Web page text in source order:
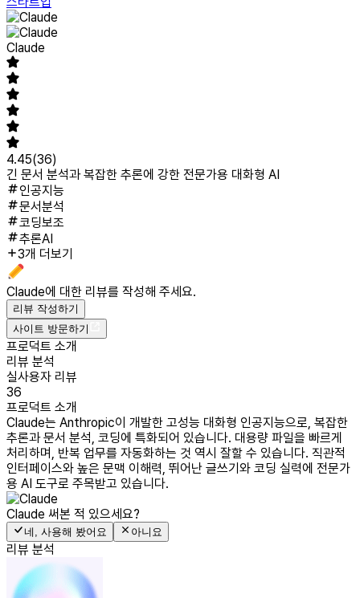
Claude
4.45(36)
긴 문서 분석과 복잡한 추론에 강한 전문가용 대화형 AI
인공지능
문서분석
코딩보조
추론AI
3개 더보기
Claude에 대한 리뷰를 작성해 주세요.
리뷰 작성하기
사이트 방문하기
프로덕트 소개
리뷰 분석
실사용자 리뷰
36
프로덕트 소개
Claude는 Anthropic이 개발한 고성능 대화형 인공지능으로, 복잡한
추론과 문서 분석, 코딩에 특화되어 있습니다. 대용량 파일을 빠르게
처리하며, 반복 업무를 자동화하는 것 역시 잘할 수 있습니다. 직관적
인터페이스와 높은 문맥 이해력, 뛰어난 글쓰기와 코딩 실력에 전문가
용 AI 도구로 주목받고 있습니다.
Claude 써본 적 있으세요?
네, 사용해 봤어요 아니요
리뷰 분석